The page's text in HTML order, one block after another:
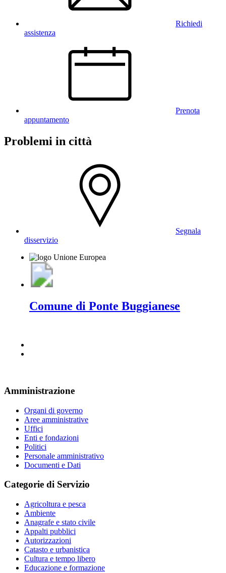
Richiedi
assistenza
Prenota
appuntamento
Problemi in città
Segnala
disservizio
Comune di Ponte Buggianese
Amministrazione
Organi di governo
Aree amministrative
Uffici
Enti e fondazioni
Politici
Personale amministrativo
Documenti e Dati
Categorie di Servizio
Agricoltura e pesca
Ambiente
Anagrafe e stato civile
Appalti pubblici
Autorizzazioni
Catasto e urbanistica
Cultura e tempo libero
Educazione e formazione